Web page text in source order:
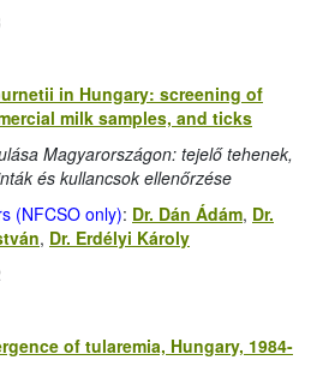
in Hungary: screening of
milk samples, and ticks
Magyarországon: tejelő tehenek,
és kullancsok ellenőrzése
(NFCSO only): Dr. Dán Ádám, Dr.
, Dr. Erdélyi Károly
of tularemia, Hungary, 1984-